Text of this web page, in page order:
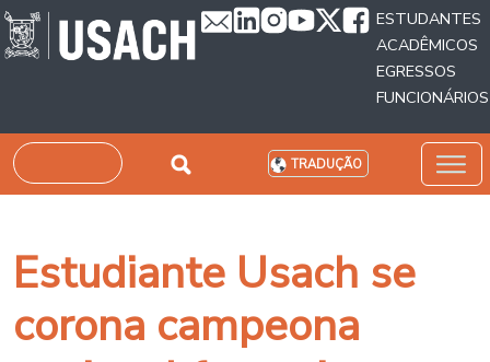
Passar para o conteúdo principal
ESTUDANTES
ACADÊMICOS
EGRESSOS
FUNCIONÁRIOS
Pesquisar TRADUÇÃO
Estudiante Usach se
corona campeona